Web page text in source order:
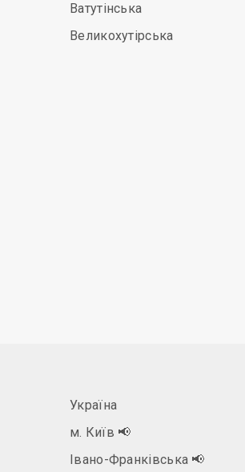
Ватутінська
Великохутірська
Україна
м. Київ 📢
Івано-Франківська 📢